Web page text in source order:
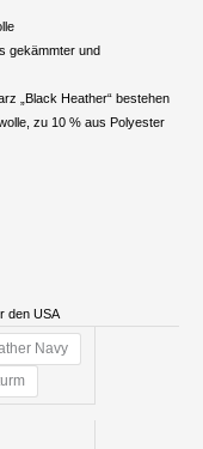
gekämmter und
„Black Heather“ bestehen
zu 10 % aus Polyester
den USA
Navy